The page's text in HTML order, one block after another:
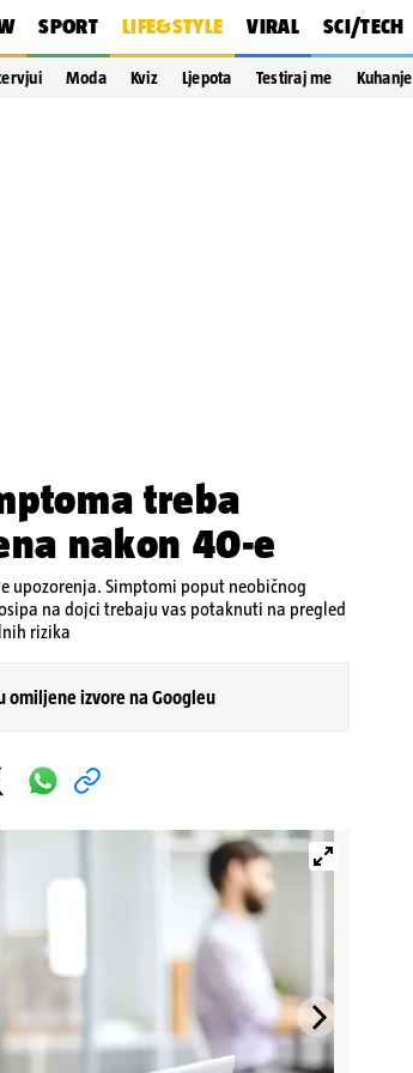
SPORT LIFE&STYLE VIRAL SCI/TECH
Moda Kviz Ljepota Testiraj me Kuhanje
treba
nakon 40-e
upozorenja. Simptomi poput neobičnog
na dojci trebaju vas potaknuti na pregled
rizika
omiljene izvore na Googleu